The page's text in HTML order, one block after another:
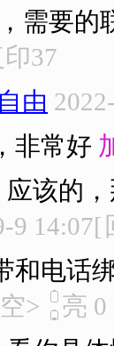
需要的
37
由
非常好
应该的
9 14:07[
和电话
> 亮 0